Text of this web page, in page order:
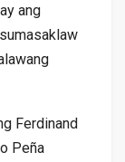
ang
Ferdinand
Peña